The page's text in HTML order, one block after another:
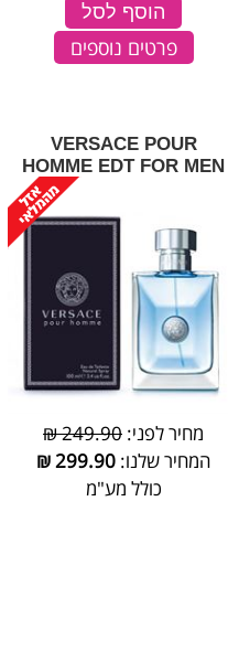
הוסף לסל
פרטים נוספים
VERSACE POUR
HOMME EDT FOR MEN
מחיר לפני: 249.90 ₪
המחיר שלנו: 299.90
₪
כולל מע"מ